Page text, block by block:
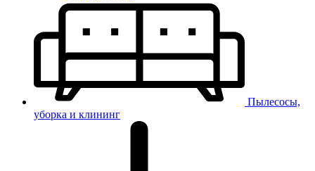
Пылесосы,
уборка и клининг